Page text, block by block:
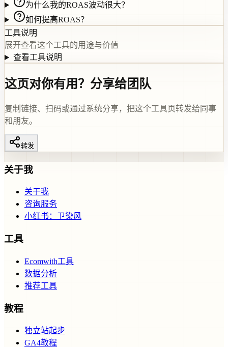
为什么我的ROAS波动很大？
如何提高ROAS？
工具说明
展开查看这个工具的用途与价值
查看工具说明
这页对你有用？分享给团队
复制链接、扫码或通过系统分享，把这个工具页转发给同事
和朋友。
转发
关于我
关于我
咨询服务
小红书：卫染风
工具
Ecomwith工具
数据分析
推荐工具
教程
独立站起步
GA4教程